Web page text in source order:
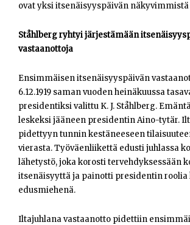
ovat yksi itsenäisyyspäivän
Ståhlberg ryhtyi järjestämään
vastaanottoja
Ensimmäisen itsenäisyyspäivän
6.12.1919 saman vuoden heinäkuussa
presidentiksi valittu K. J. Ståhlberg.
leskeksi jääneen presidentin Aino-tytär.
pidettyyn tunnin kestäneeseen
vierasta. Työväenliikettä edusti juhlassa
lähetystö, joka korosti tervehdyksessään
itsenäisyyttä ja painotti presidentin roolia
edusmiehenä.
Iltajuhlana vastaanotto pidettiin